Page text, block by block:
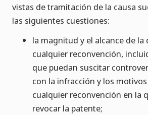
vistas de tramitación de la causa
las siguientes cuestiones:
la magnitud y el alcance de la
cualquier reconvención,
que puedan suscitar
con la infracción y los
cualquier reconvención en la
revocar la patente;